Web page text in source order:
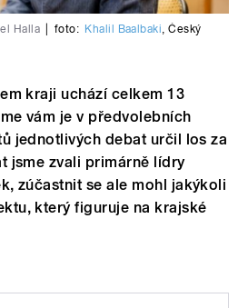
Halla foto: Khalil Baalbaki,Český
kraji uchází celkem 13
vám je v předvolebních
jednotlivých debat určil los za
jsme zvali primárně lídry
zúčastnit se ale mohl jakýkoli
který figuruje na krajské